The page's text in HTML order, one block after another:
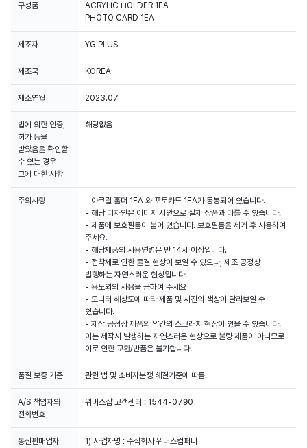
구성품
ACRYLIC HOLDER 1EA
PHOTO CARD 1EA
제조자 YG PLUS
제조국 KOREA
제조연월 2023.07
법에 의한 인증,
허가 등을
받았음을 확인할
수 있는 경우
그에 대한 사항
해당없음
주의사항
- 아크릴 홀더 1EA 와 포토카드 1EA가 동봉되어 있습니다.
- 해당 디자인은 이미지 시안으로 실제 상품과 다를 수 있습니다.
- 제품에 보호필름이 붙어 있습니다. 보호필름을 제거 후 사용하여
주세요.
- 해당제품의 사용연령은 만 14세 이상입니다.
- 접착제로 인한 물결 현상이 보일 수 있으나, 제조 공정상
발행하는 자연스러운 현상입니다.
- 용도외의 사용을 금하여 주세요
- 모니터 해상도에 따라 제품 및 사진의 색상이 달라보일 수
있습니다.
- 제작 공정상 제품의 약간의 스크래치 현상이 있을 수 있습니다.
이는 제작시 발생하는 자연스러운 현상으로 불량 제품이 아니므로
이로 인한 교환/반품은 불가합니다.
품질 보증 기준 관련 법 및 소비자분쟁 해결기준에 따름.
A/S 책임자와
전화번호
위버스샵 고객센터 : 1544-0790
통신판매업자
1) 사업자명 : 주식회사 위버스컴퍼니